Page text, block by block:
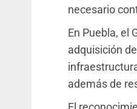
necesario
En Puebla, el
adquisición
además de